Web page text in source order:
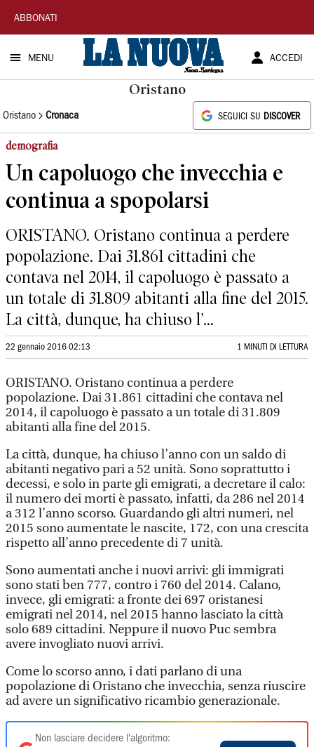
La
Nuova
Sardegna
ABBONATI
MENU ACCEDI
Oristano
Oristano Cronaca SEGUICI SU DISCOVER
demografia
Un capoluogo che invecchia e
continua a spopolarsi
ORISTANO. Oristano continua a perdere
popolazione. Dai 31.861 cittadini che
contava nel 2014, il capoluogo è passato a
un totale di 31.809 abitanti alla fine del 2015.
La città, dunque, ha chiuso l’...
22 gennaio 2016 02:13 1 MINUTI DI LETTURA
ORISTANO. Oristano continua a perdere
popolazione. Dai 31.861 cittadini che contava nel
2014, il capoluogo è passato a un totale di 31.809
abitanti alla fine del 2015.
La città, dunque, ha chiuso l’anno con un saldo di
abitanti negativo pari a 52 unità. Sono soprattutto i
decessi, e solo in parte gli emigrati, a decretare il calo:
il numero dei morti è passato, infatti, da 286 nel 2014
a 312 l’anno scorso. Guardando gli altri numeri, nel
2015 sono aumentate le nascite, 172, con una crescita
rispetto all’anno precedente di 7 unità.
Sono aumentati anche i nuovi arrivi: gli immigrati
sono stati ben 777, contro i 760 del 2014. Calano,
invece, gli emigrati: a fronte dei 697 oristanesi
emigrati nel 2014, nel 2015 hanno lasciato la città
solo 689 cittadini. Neppure il nuovo Puc sembra
avere invogliato nuovi arrivi.
Come lo scorso anno, i dati parlano di una
popolazione di Oristano che invecchia, senza riuscire
ad avere un significativo ricambio generazionale.
Non lasciare decidere l'algoritmo: